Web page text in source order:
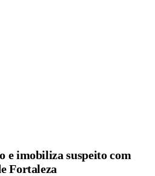
e imobiliza suspeito com
Fortaleza